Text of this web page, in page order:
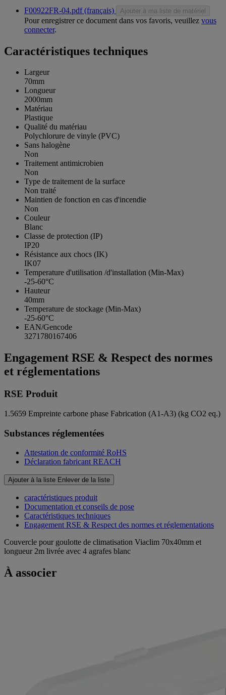
F00922FR-04.pdf (français) Ajouter à ma liste de matériel
Pour enregistrer ce document dans vos favoris, veuillez vous
connecter.
Caractéristiques techniques
Largeur
70mm
Longueur
2000mm
Matériau
Plastique
Qualité du matériau
Polychlorure de vinyle (PVC)
Sans halogène
Non
Traitement antimicrobien
Non
Type de traitement de la surface
Non traité
Maintien de fonction en cas d'incendie
Non
Couleur
Blanc
Classe de protection (IP)
IP20
Résistance aux chocs (IK)
IK07
Temperature d'utilisation /d'installation (Min-Max)
-25-60°C
Hauteur
40mm
Temperature de stockage (Min-Max)
-25-60°C
EAN/Gencode
3271780167406
Engagement RSE & Respect des normes
et réglementations
RSE Produit
1.5659 Empreinte carbone phase Fabrication (A1-A3) (kg CO2 eq.)
Substances réglementées
Attestation de conformité RoHS
Déclaration fabricant REACH
Ajouter à la liste Enlever de la liste
caractéristiques produit
Documentation et conseils de pose
Caractéristiques techniques
Engagement RSE & Respect des normes et réglementations
Couvercle pour goulotte de climatisation Viaclim 70x40mm et
longueur 2m livrée avec 4 agrafes blanc
À associer